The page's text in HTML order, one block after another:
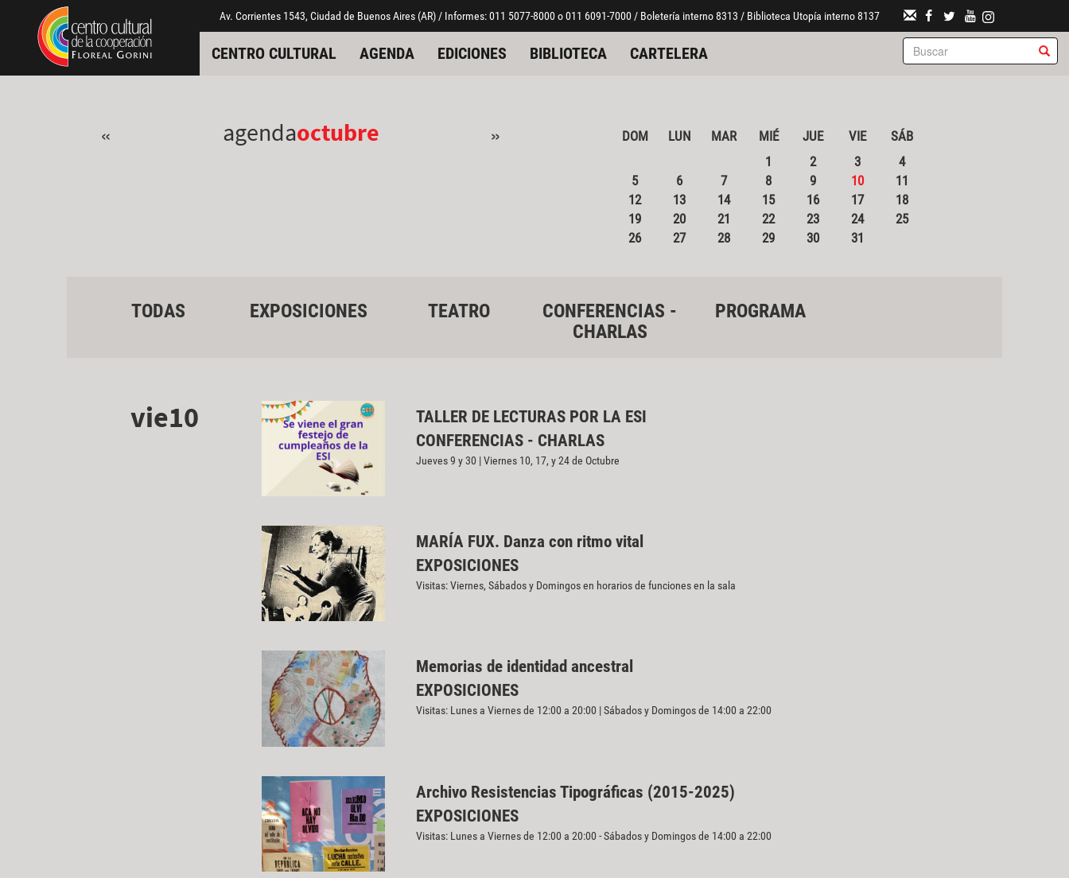
Pasar al contenido principal
Jump to main content Av. Corrientes 1543, Ciudad de Buenos Aires (AR) / Informes: 011 5077-8000 o 011 6091-7000 / Boletería interno 8313 / Biblioteca Utopía interno 8137
CENTRO CULTURAL AGENDA EDICIONES BIBLIOTECA CARTELERA
« agendaoctubre » DOM LUN MAR MIÉ JUE VIE
SÁB
1
2 3
4
5
6 7 8 9 10
11
12
13 14 15 16 17
18
19
20 21 22 23 24
25
26
27 28 29 30 31
TODAS EXPOSICIONES TEATRO
CONFERENCIAS -
CHARLAS
PROGRAMA
vie10
TALLER DE LECTURAS POR LA ESI
CONFERENCIAS - CHARLAS
Jueves 9 y 30 | Viernes 10, 17, y 24 de Octubre
MARÍA FUX. Danza con ritmo vital
EXPOSICIONES
Visitas: Viernes, Sábados y Domingos en horarios de funciones en la sala
Memorias de identidad ancestral
EXPOSICIONES
Visitas: Lunes a Viernes de 12:00 a 20:00 | Sábados y Domingos de 14:00 a 22:00
Archivo Resistencias Tipográficas (2015-2025)
EXPOSICIONES
Visitas: Lunes a Viernes de 12:00 a 20:00 - Sábados y Domingos de 14:00 a 22:00